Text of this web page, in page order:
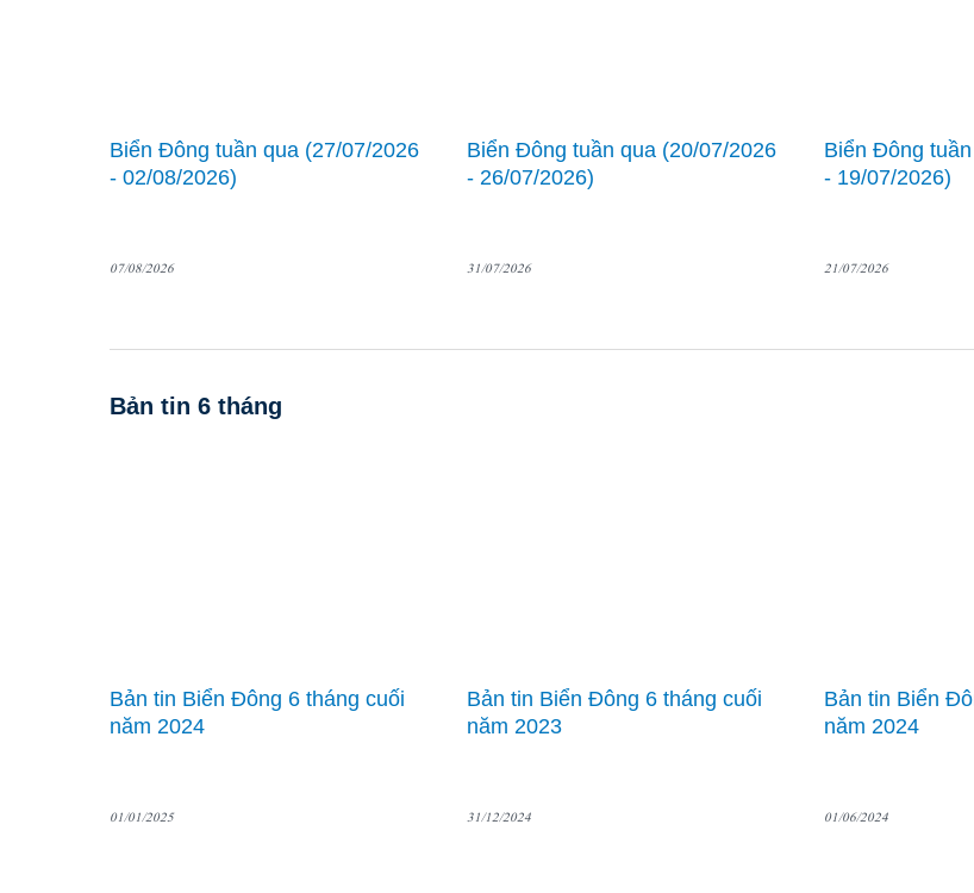
Biển Đông tuần qua (27/07/2026
- 02/08/2026)
07/08/2026
Biển Đông tuần qua (20/07/2026
- 26/07/2026)
31/07/2026
Biển Đông
- 19/07/2026)
21/07/2026
Bản tin 6 tháng
Bản tin Biển Đông 6 tháng cuối
năm 2024
01/01/2025
Bản tin Biển Đông 6 tháng cuối
năm 2023
31/12/2024
Bản tin Biển
năm 2024
01/06/2024